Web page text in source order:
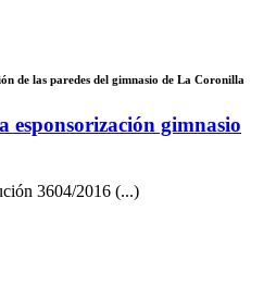
de las paredes del gimnasio de La Coronilla
esponsorización gimnasio
3604/2016 (...)